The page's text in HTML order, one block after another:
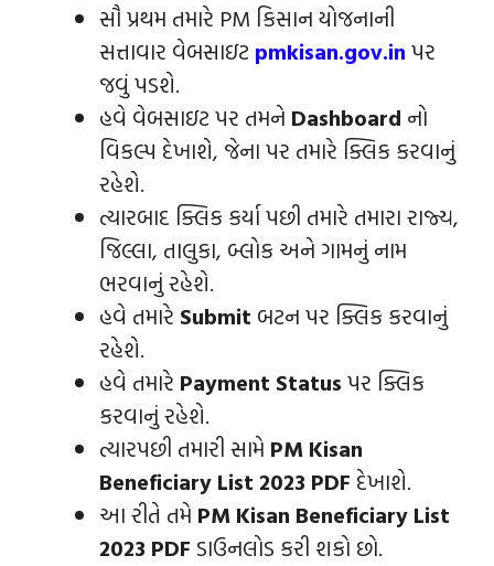
સૌ પ્રથમ તમારે PM કિસાન યોજનાની
સત્તાવાર વેબસાઇટ pmkisan.gov.in પર
જવું પડશે.
હવે વેબસાઇટ પર તમને Dashboard નો
વિકલ્પ દેખાશે, જેના પર તમારે ક્લિક કરવાનું
રહેશે.
ત્યારબાદ ક્લિક કર્યા પછી તમારે તમારા રાજ્ય,
જિલ્લા, તાલુકા, બ્લોક અને ગામનું નામ
ભરવાનું રહેશે.
હવે તમારે Submit બટન પર ક્લિક કરવાનું
રહેશે.
હવે તમારે Payment Status પર ક્લિક
કરવાનું રહેશે.
ત્યારપછી તમારી સામે PM Kisan
Beneficiary List 2023 PDF દેખાશે.
આ રીતે તમે PM Kisan Beneficiary List
2023 PDF ડાઉનલોડ કરી શકો છો.